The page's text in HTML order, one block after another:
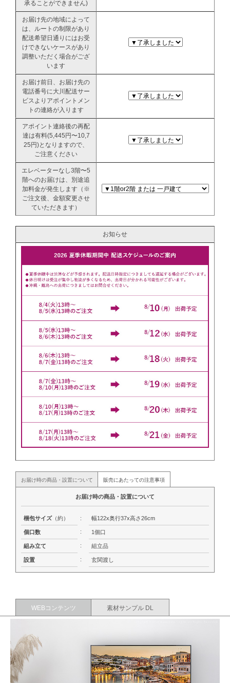
承ることができません)
お届け先の地域によって
は、ルートの制限があり
配送希望日通りにはお受
けできないケースがあり
調整いただく場合がござ
います
お届け前日、お届け先の
電話番号に大川配送サー
ビスよりアポイントメン
トの連絡が入ります
アポイント連絡後の再配
達は有料(5,445円〜10,7
25円)となりますので、
ご注意ください
エレベーターなし3階〜5
階へのお届けは、別途追
加料金が発生します（※
ご注文後、金額変更させ
ていただきます）
お知らせ
お届け時の商品・設置について 販売にあたっての注意事項
お届け時の商品・設置について
梱包サイズ（約） : 幅122x奥行37x高さ26cm
個口数 : 1個口
組み立て : 組立品
設置 : 玄関渡し
WEBコンテンツ 素材サンプル DL